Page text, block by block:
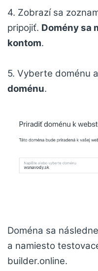
4. Zobrazí sa
pripojiť. Domény sa
kontom.
5. Vyberte doménu
doménu.
Doména sa
a namiesto
builder.online.